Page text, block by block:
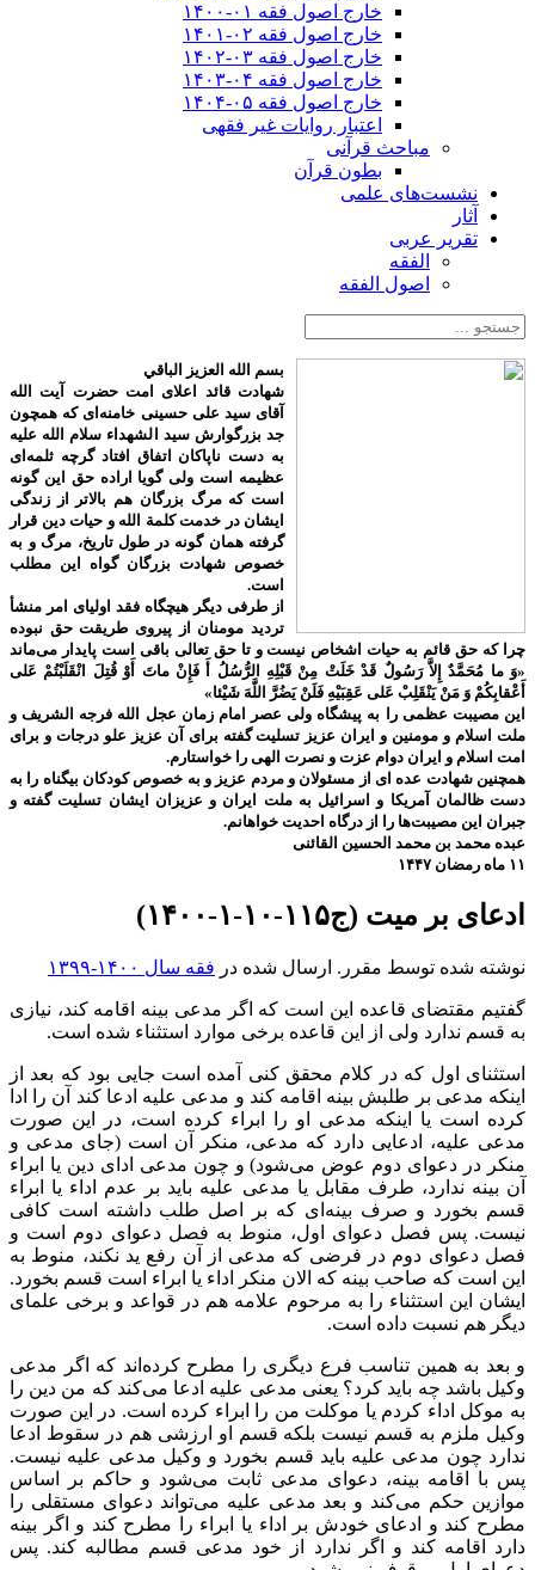
خارج اصول فقه ۰۱-۱۴۰۰
خارج اصول فقه ۰۲-۱۴۰۱
خارج اصول فقه ۰۳-۱۴۰۲
خارج اصول فقه ۰۴-۱۴۰۳
خارج اصول فقه ۰۵-۱۴۰۴
اعتبار روایات غیر فقهی
مباحث قرآنی
بطون قرآن
نشست‌های علمی
آثار
تقریر عربی
الفقه
اصول الفقه
بسم الله العزیز الباقي
شهادت قائد اعلای امت حضرت آیت الله
آقای سید علی حسینی خامنه‌ای که همچون
جد بزرگوارش سید الشهداء سلام الله علیه
به دست ناپاکان اتفاق افتاد گرچه ثلمه‌ای
عظیمه است ولی گویا اراده حق این گونه
است که مرگ بزرگان هم بالاتر از زندگی
ایشان در خدمت کلمة الله و حیات دین قرار
گرفته همان گونه در طول تاریخ، مرگ و به
خصوص شهادت بزرگان گواه این مطلب
است.
از طرفی دیگر هیچگاه فقد اولیای امر منشأ
تردید مومنان از پیروی طریقت حق نبوده
چرا که حق قائم به حیات اشخاص نیست و تا حق تعالی باقی است پایدار می‌ماند
«وَ ما مُحَمَّدٌ إِلاَّ رَسُولٌ قَدْ خَلَتْ مِنْ قَبْلِهِ الرُّسُلُ أَ فَإِنْ ماتَ أَوْ قُتِلَ انْقَلَبْتُمْ عَلى‌
أَعْقابِكُمْ وَ مَنْ يَنْقَلِبْ عَلى‌ عَقِبَيْهِ فَلَنْ يَضُرَّ اللَّهَ شَيْئا»
این مصیبت عظمی را به پیشگاه ولی عصر امام زمان عجل الله فرجه الشریف و
ملت اسلام و مومنین و ایران عزیز تسلیت گفته برای آن عزیز علو درجات و برای
امت اسلام و ایران دوام عزت و نصرت الهی را خواستارم.
همچنین شهادت عده ای از مسئولان و مردم عزیز و به خصوص کودکان بیگناه را به
دست ظالمان آمریکا و اسرائیل به ملت ایران و عزیزان ایشان تسلیت گفته و
جبران این مصیبت‌ها را از درگاه احدیت خواهانم.
عبده محمد بن محمد الحسین القائنی
۱۱ ماه رمضان ۱۴۴۷
ادعای بر میت (ج۱۱۵-۱۰-۱-۱۴۰۰)
نوشته شده توسط مقرر. ارسال شده در فقه سال ۱۴۰۰-۱۳۹۹
گفتیم مقتضای قاعده این است که اگر مدعی بینه اقامه کند، نیازی
به قسم ندارد ولی از این قاعده برخی موارد استثناء شده است.
استثنای اول که در کلام محقق کنی آمده است جایی بود که بعد از
اینکه مدعی بر طلبش بینه اقامه کند و مدعی علیه ادعا کند آن را ادا
کرده است یا اینکه مدعی او را ابراء کرده است، در این صورت
مدعی علیه، ادعایی دارد که مدعی، منکر آن است (جای مدعی و
منکر در دعوای دوم عوض می‌شود) و چون مدعی ادای دین یا ابراء
آن بینه ندارد، طرف مقابل یا مدعی علیه باید بر عدم اداء یا ابراء
قسم بخورد و صرف بینه‌ای که بر اصل طلب داشته است کافی
نیست. پس فصل دعوای اول، منوط به فصل دعوای دوم است و
فصل دعوای دوم در فرضی که مدعی از آن رفع ید نکند، منوط به
این است که صاحب بینه که الان منکر اداء یا ابراء است قسم بخورد.
ایشان این استثناء را به مرحوم علامه هم در قواعد و برخی علمای
دیگر هم نسبت داده است.
و بعد به همین تناسب فرع دیگری را مطرح کرده‌اند که اگر مدعی
وکیل باشد چه باید کرد؟ یعنی مدعی علیه ادعا می‌کند که من دین را
به موکل اداء کردم یا موکلت من را ابراء کرده است. در این صورت
وکیل ملزم به قسم نیست بلکه قسم او ارزشی هم در سقوط ادعا
ندارد چون مدعی علیه باید قسم بخورد و وکیل مدعی علیه نیست.
پس با اقامه بینه، دعوای مدعی ثابت می‌شود و حاکم بر اساس
موازین حکم می‌کند و بعد مدعی علیه می‌تواند دعوای مستقلی را
مطرح کند و ادعای خودش بر اداء یا ابراء را مطرح کند و اگر بینه
دارد اقامه کند و اگر ندارد از خود مدعی قسم مطالبه کند. پس